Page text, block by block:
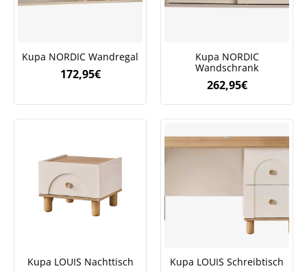
Kupa NORDIC Wandregal
172,95€
Kupa NORDIC
Wandschrank
262,95€
Kupa LOUIS Nachttisch Kupa LOUIS Schreibtisch